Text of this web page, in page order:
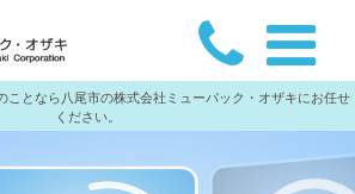
ことなら八尾市の株式会社ミューパック・オザキにお任せ
ください。